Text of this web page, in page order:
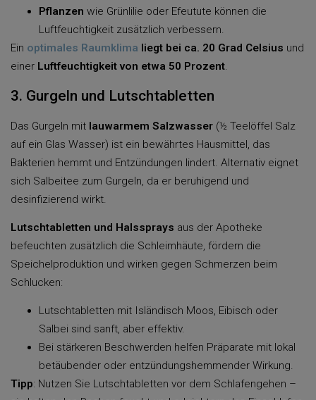
Pflanzen wie Grünlilie oder Efeutute können die
Luftfeuchtigkeit zusätzlich verbessern.
Ein optimales Raumklima liegt bei ca. 20 Grad Celsius und
einer Luftfeuchtigkeit von etwa 50 Prozent.
3. Gurgeln und Lutschtabletten
Das Gurgeln mit lauwarmem Salzwasser (½ Teelöffel Salz
auf ein Glas Wasser) ist ein bewährtes Hausmittel, das
Bakterien hemmt und Entzündungen lindert. Alternativ eignet
sich Salbeitee zum Gurgeln, da er beruhigend und
desinfizierend wirkt.
Lutschtabletten und Halssprays aus der Apotheke
befeuchten zusätzlich die Schleimhäute, fördern die
Speichelproduktion und wirken gegen Schmerzen beim
Schlucken:
Lutschtabletten mit Isländisch Moos, Eibisch oder
Salbei sind sanft, aber effektiv.
Bei stärkeren Beschwerden helfen Präparate mit lokal
betäubender oder entzündungshemmender Wirkung.
Tipp: Nutzen Sie Lutschtabletten vor dem Schlafengehen –